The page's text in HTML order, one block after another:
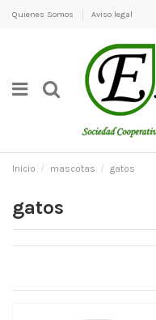
Quienes Somos Aviso legal
Inicio mascotas gatos
gatos